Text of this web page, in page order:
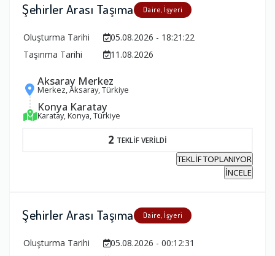
Şehirler Arası Taşıma Daire, İşyeri
Oluşturma Tarihi
05.08.2026 - 18:21:22
Taşınma Tarihi
11.08.2026
Aksaray Merkez
Merkez, Aksaray, Türkiye
Konya Karatay
Karatay, Konya, Türkiye
2 TEKLİF VERİLDİ
TEKLİF TOPLANIYOR
İNCELE
Şehirler Arası Taşıma Daire, İşyeri
Oluşturma Tarihi
05.08.2026 - 00:12:31